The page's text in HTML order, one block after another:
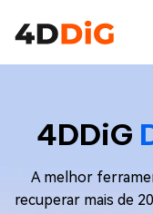
4DDiG
A melhor
recuperar mais de